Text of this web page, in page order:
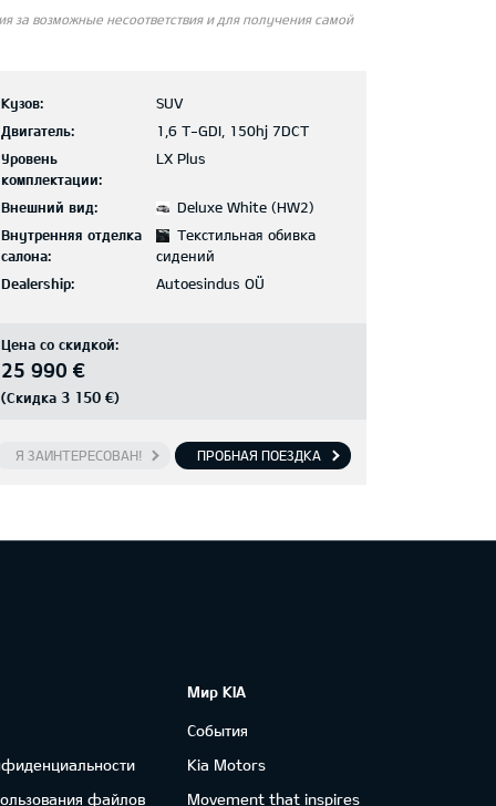
возможные несоответствия и для получения самой
Кузов:
SUV
Двигатель:
1,6 T-GDI, 150hj 7DCT
Уровень
комплектации:
LX Plus
Внешний вид:
Deluxe White (HW2)
Внутренняя отделка
салона:
Текстильная обивка
сидений
Dealership:
Autoesindus OÜ
Цена со скидкой:
25 990 €
(Скидка 3 150 €)
Я ЗАИНТЕРЕСОВАН! ПРОБНАЯ ПОЕЗДКА
файлов
Мир KIA
События
Kia Motors
Movement that inspires